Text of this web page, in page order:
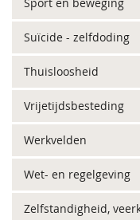
Suïcide - zelfdoding
Thuisloosheid
Vrijetijdsbesteding
Werkvelden
Wet- en regelgeving
Zelfstandigheid,